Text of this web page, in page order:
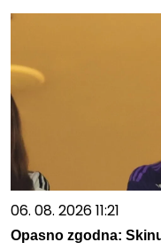
06. 08. 2026 11:21
Opasno zgodna: